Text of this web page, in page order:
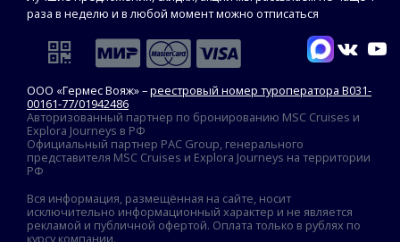
раза в неделю и в любой момент можно отписаться
ООО «Гермес Вояж» –реестровый номер туроператора В031-
00161-77/01942486
Авторизованный партнер по бронированию MSC Cruises и
Explora Journeys в РФ
Официальный партнер PAC Group, генерального
представителя MSC Cruises и Explora Journeys на территории
РФ
Вся информация, размещённая на сайте, носит
исключительно информационный характер и не является
рекламой и публичной офертой. Оплата только в рублях по
курсу компании.